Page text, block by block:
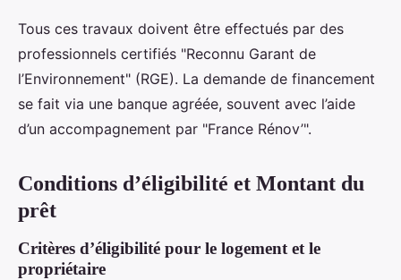
Tous ces travaux doivent être effectués par des
professionnels certifiés "Reconnu Garant de
l’Environnement" (RGE). La demande de financement
se fait via une banque agréée, souvent avec l’aide
d’un accompagnement par "France Rénov’".
Conditions d’éligibilité et Montant du
prêt
Critères d’éligibilité pour le logement et le
propriétaire